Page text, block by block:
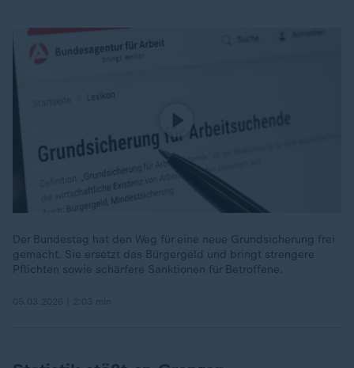
Der Bundestag hat den Weg für eine neue Grundsicherung frei
gemacht. Sie ersetzt das Bürgergeld und bringt strengere
Pflichten sowie schärfere Sanktionen für Betroffene.